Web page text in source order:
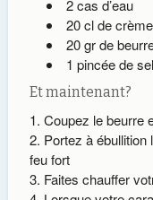
2 cas d’eau
20 cl de
20 gr de
1 pincée de sel
Et maintenant?
Coupez le beurre
Portez à ébullition
feu fort
Faites chauffer